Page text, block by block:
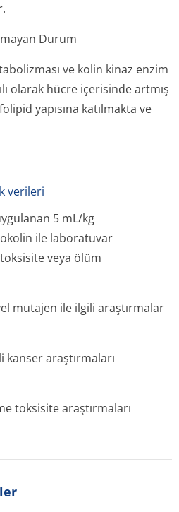
Durum
ve kolin kinaz enzim
olarak hücre içerisinde artmış
yapısına katılmakta ve
verileri
5 mL/kg
ile laboratuvar
veya ölüm
mutajen ile ilgili araştırmalar
araştırmaları
toksisite araştırmaları